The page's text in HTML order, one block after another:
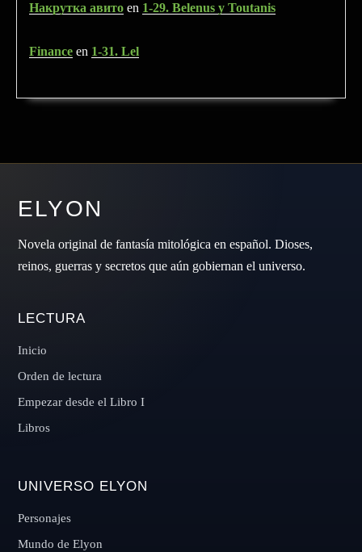
Накрутка авито en 1-29. Belenus y Toutanis
Finance en 1-31. Lel
ELYON
Novela original de fantasía mitológica en español. Dioses,
reinos, guerras y secretos que aún gobiernan el universo.
LECTURA
Inicio
Orden de lectura
Empezar desde el Libro I
Libros
UNIVERSO ELYON
Personajes
Mundo de Elyon